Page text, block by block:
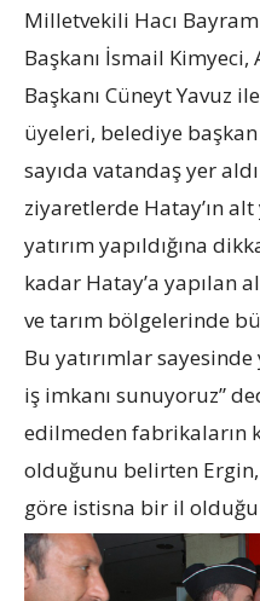
Milletvekili Hacı
Başkanı İsmail
Başkanı Cüneyt Yavuz
üyeleri, belediye
sayıda vatandaş yer
ziyaretlerde Hatay’ın
yatırım yapıldığına
kadar Hatay’a yapılan
ve tarım bölgelerinde
Bu yatırımlar
iş imkanı sunuyoruz”
edilmeden fabrikaların
olduğunu belirten Ergin,
göre istisna bir il olduğu